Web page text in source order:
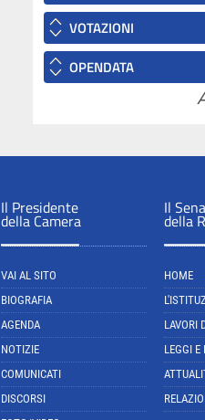
VOTAZIONI
OPENDATA
Il Presidente
della Camera
VAI AL SITO
BIOGRAFIA
AGENDA
NOTIZIE
COMUNICATI
DISCORSI
Il
della
HOME
LAVORI
LEGGI E